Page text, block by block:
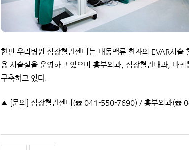
한편 우리병원 심장혈관센터는 대동맥류 환자의 EVAR시
용 시술실을 운영하고 있으며 흉부외과, 심장혈관내과, 마
구축하고 있다.
▲ [문의] 심장혈관센터(☎ 041-550-7690) / 흉부외과(☎